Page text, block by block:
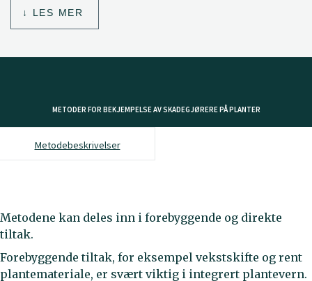
LES MER
METODER FOR BEKJEMPELSE AV SKADEGJØRERE PÅ PLANTER
Metodebeskrivelser
Metodene kan deles inn i forebyggende og direkte
tiltak.
Forebyggende tiltak, for eksempel vekstskifte og rent
plantemateriale, er svært viktig i integrert plantevern.